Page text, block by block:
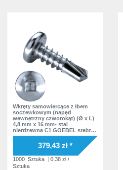
Wkręty samowiercące z łbem
soczewkowym (napęd
wewnętrzny czworokąt) (Ø x L)
4,8 mm x 16 mm- stal
nierdzewna C1 GOEBEL srebrna
warstwa soczewkowy
czworokąt wewnątrz Podkładka
bez podkładki DIN7504 SQ
379,43 zł *
1000 Sztuka | 0,38 zł /
Sztuka